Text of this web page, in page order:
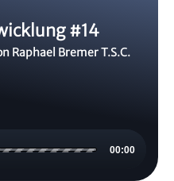
#14
Raphael Bremer T.S.C.
00:00